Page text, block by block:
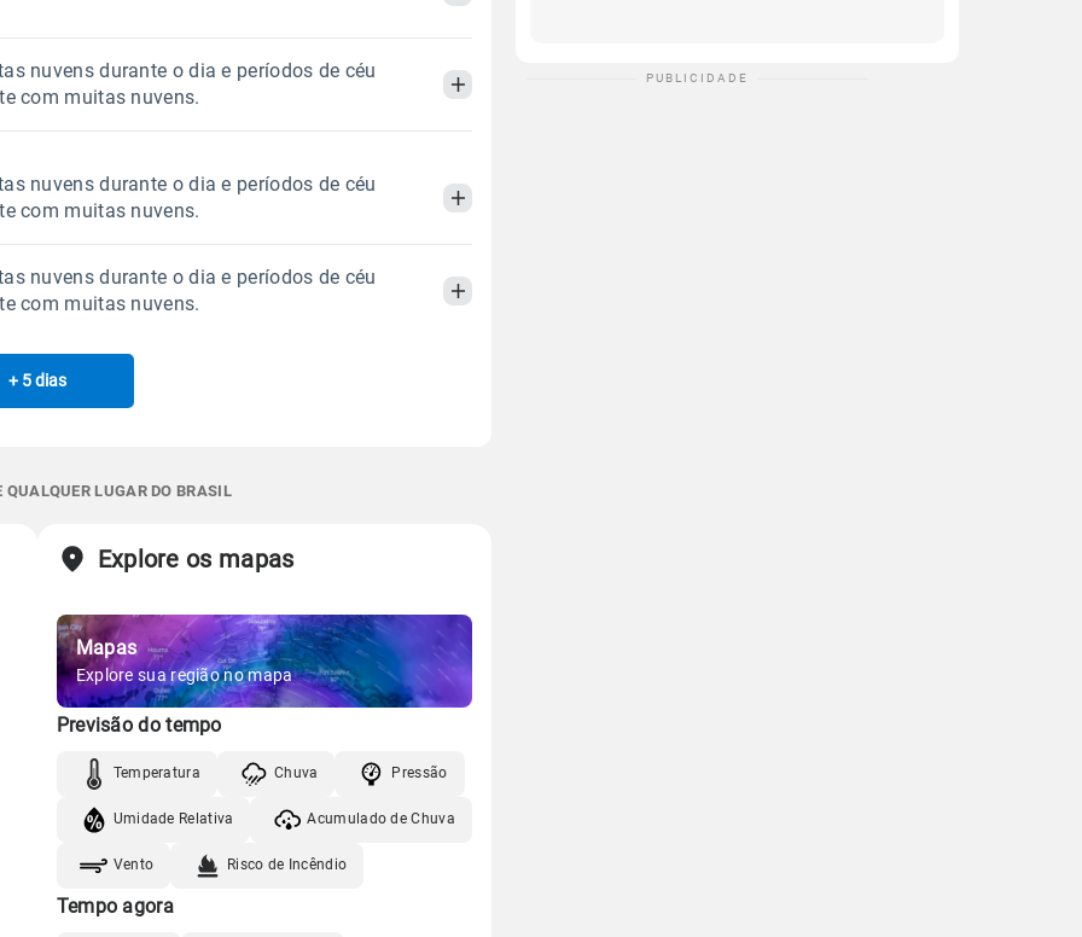
Noite
0.0mm
37%83%
06:16h às 17:30h
Minguante
nuvens durante o dia e períodos de céu
com muitas nuvens.
Tarde Noite
Chuva
0.0mm
Umidade do ar
62%100%
06:15h às 17:31h
nuvens durante o dia e períodos de céu
com muitas nuvens.
Noite
Chuva
Vento Umidade
nuvens durante o dia e períodos de céu
com muitas nuvens.
ManhãTarde
0.0mm
06:14h às 17:32h
Nova
Gráfico
Vento Umidade
+ 5 dias
LUGAR DO BRASIL
Explore os mapas
Mapas
Explore sua região no mapa
Previsão do tempo
Temperatura Chuva Pressão
Umidade Relativa Acumulado de Chuva
Vento Risco de Incêndio
Tempo agora